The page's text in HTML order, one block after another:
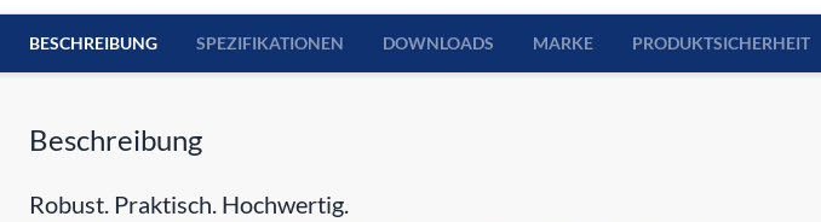
BESCHREIBUNG SPEZIFIKATIONEN DOWNLOADS MARKE PRODUKTSICHERHEIT
Beschreibung
Robust. Praktisch. Hochwertig.